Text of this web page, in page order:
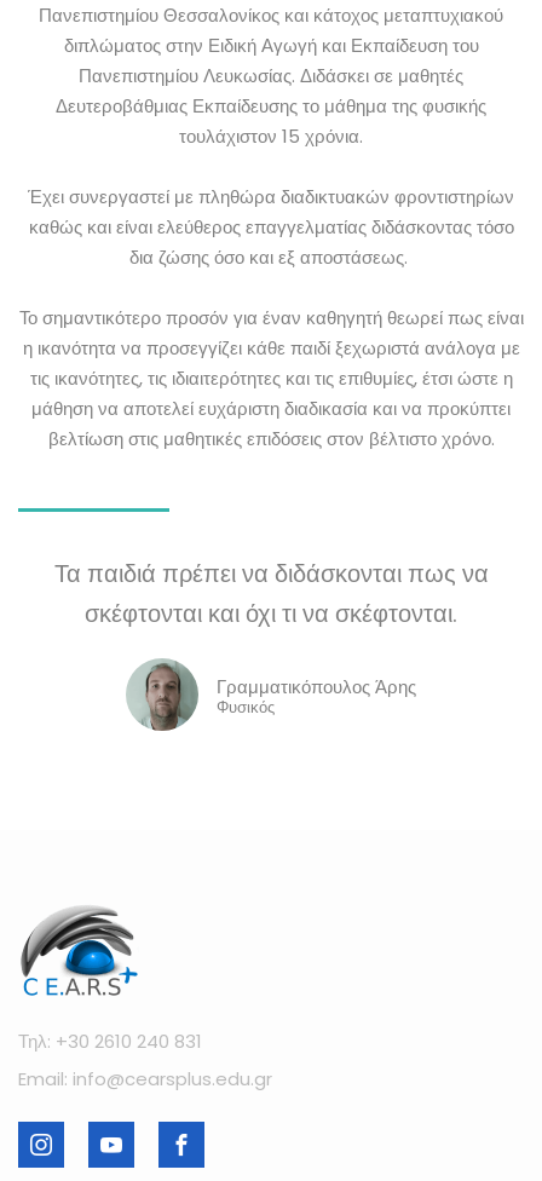
Πανεπιστημίου Θεσσαλονίκος και κάτοχος μεταπτυχιακού
διπλώματος στην Ειδική Αγωγή και Εκπαίδευση του
Πανεπιστημίου Λευκωσίας. Διδάσκει σε μαθητές
Δευτεροβάθμιας Εκπαίδευσης το μάθημα της φυσικής
τουλάχιστον 15 χρόνια.
Έχει συνεργαστεί με πληθώρα διαδικτυακών φροντιστηρίων
καθώς και είναι ελεύθερος επαγγελματίας διδάσκοντας τόσο
δια ζώσης όσο και εξ αποστάσεως.
Το σημαντικότερο προσόν για έναν καθηγητή θεωρεί πως είναι
η ικανότητα να προσεγγίζει κάθε παιδί ξεχωριστά ανάλογα με
τις ικανότητες, τις ιδιαιτερότητες και τις επιθυμίες, έτσι ώστε η
μάθηση να αποτελεί ευχάριστη διαδικασία και να προκύπτει
βελτίωση στις μαθητικές επιδόσεις στον βέλτιστο χρόνο.
Τα παιδιά πρέπει να διδάσκονται πως να
σκέφτονται και όχι τι να σκέφτονται.
Γραμματικόπουλος Άρης
Φυσικός
Τηλ: +30 2610 240 831
Email: info@cearsplus.edu.gr